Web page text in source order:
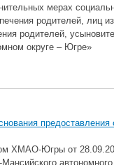
мерах
родителей, лиц
родителей,
округе – Югре»
ХМАО-Югры от